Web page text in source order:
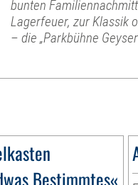
bunten
Lagerfeuer, zur Klassik
– die „Parkbühne
Bestimmtes«